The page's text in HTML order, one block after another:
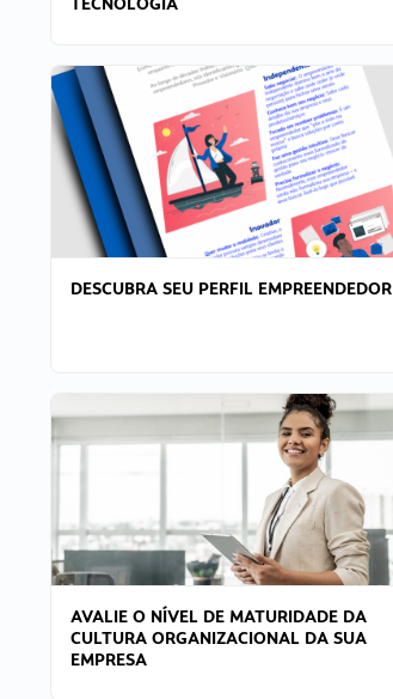
DESCUBRA SEU PERFIL EMPREENDEDOR
AVALIE O NÍVEL DE MATURIDADE DA
CULTURA ORGANIZACIONAL DA SUA
EMPRESA